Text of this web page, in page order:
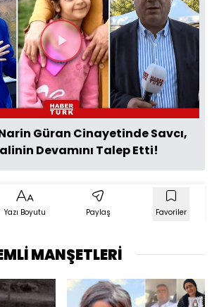
Videoyu
Oynat
Güran Cinayetinde Savcı,
Devamını Talep Etti!
Yazı Boyutu Paylaş Favoriler
MANŞETLERİ